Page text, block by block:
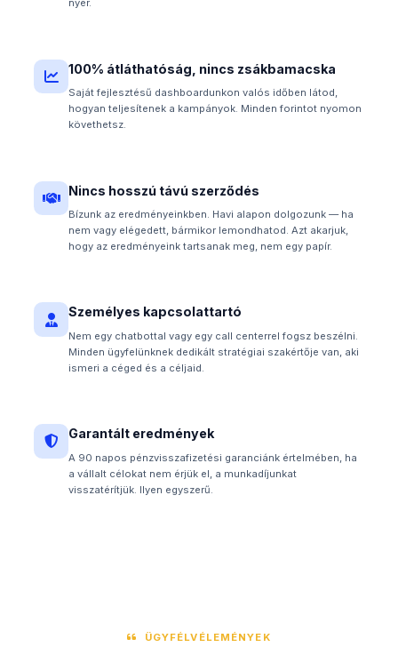
nyer.
100% átláthatóság, nincs zsákbamacska
Saját fejlesztésű dashboardunkon valós időben látod,
hogyan teljesítenek a kampányok. Minden forintot nyomon
követhetsz.
Nincs hosszú távú szerződés
Bízunk az eredményeinkben. Havi alapon dolgozunk — ha
nem vagy elégedett, bármikor lemondhatod. Azt akarjuk,
hogy az eredményeink tartsanak meg, nem egy papír.
Személyes kapcsolattartó
Nem egy chatbottal vagy egy call centerrel fogsz beszélni.
Minden ügyfelünknek dedikált stratégiai szakértője van, aki
ismeri a céged és a céljaid.
Garantált eredmények
A 90 napos pénzvisszafizetési garanciánk értelmében, ha
a vállalt célokat nem érjük el, a munkadíjunkat
visszatérítjük. Ilyen egyszerű.
ÜGYFÉLVÉLEMÉNYEK